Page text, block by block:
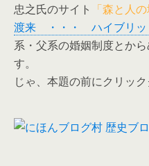
忠之氏のサイト 「森と人
渡来 ・・・ ハイブリッ
系・父系の婚姻制度とか
す。
じゃ、本題の前にクリッ